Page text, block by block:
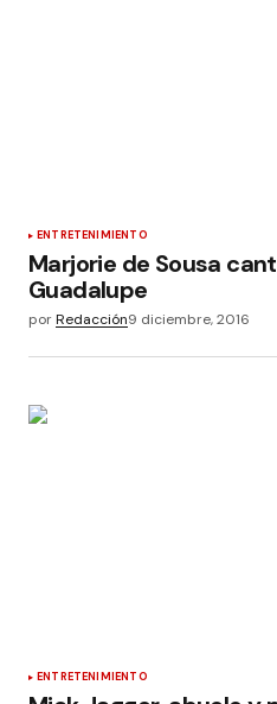
ENTRETENIMIENTO
Marjorie de Sousa
Guadalupe
porRedacción9 diciembre, 2016
ENTRETENIMIENTO